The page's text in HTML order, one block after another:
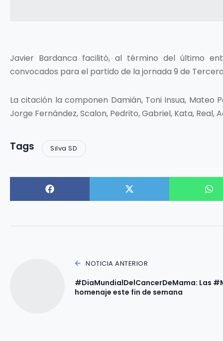
Javier Bardanca facilitó, al término del último
convocados para el partido de la jornada 9 de
La citación la componen Damián, Toni Insua, Mateo
Jorge Fernández, Scalon, Pedrito, Gabriel, Kata, Real,
Tags Silva SD
NOTICIA ANTERIOR
#DiaMundialDelCancerDeMama: Las
homenaje este fin de semana